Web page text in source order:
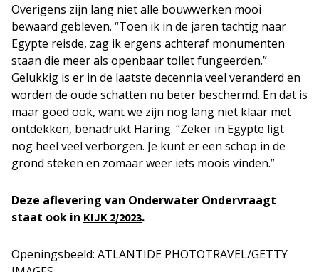
Overigens zijn lang niet alle bouwwerken mooi
bewaard gebleven. “Toen ik in de jaren tachtig naar
Egypte reisde, zag ik ergens achteraf monumenten
staan die meer als openbaar toilet fungeerden.”
Gelukkig is er in de laatste decennia veel veranderd en
worden de oude schatten nu beter beschermd. En dat is
maar goed ook, want we zijn nog lang niet klaar met
ontdekken, benadrukt Haring. “Zeker in Egypte ligt
nog heel veel verborgen. Je kunt er een schop in de
grond steken en zomaar weer iets moois vinden.”
Deze aflevering van Onderwater Ondervraagt
staat ook in KIJK 2/2023.
Openingsbeeld: ATLANTIDE PHOTOTRAVEL/GETTY